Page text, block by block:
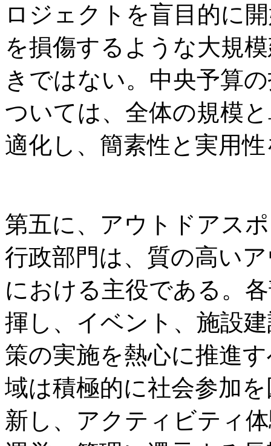
ロジェクトを盲目的に
を損傷するような大規
きではない。中央予算
ついては、全体の規模
適化し、簡素性と実用
第五に、アウトドアス
行政部門は、質の高い
における主役である。
揮し、イベント、施設
策の実施を熱心に推進
域は積極的に社会参加
新し、アクティビティ